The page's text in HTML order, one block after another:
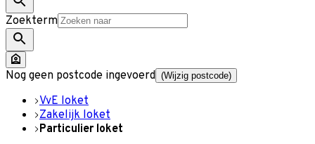
Zoekterm
Nog geen postcode ingevoerd (Wijzig postcode)
VvE loket
Zakelijk loket
Particulier loket